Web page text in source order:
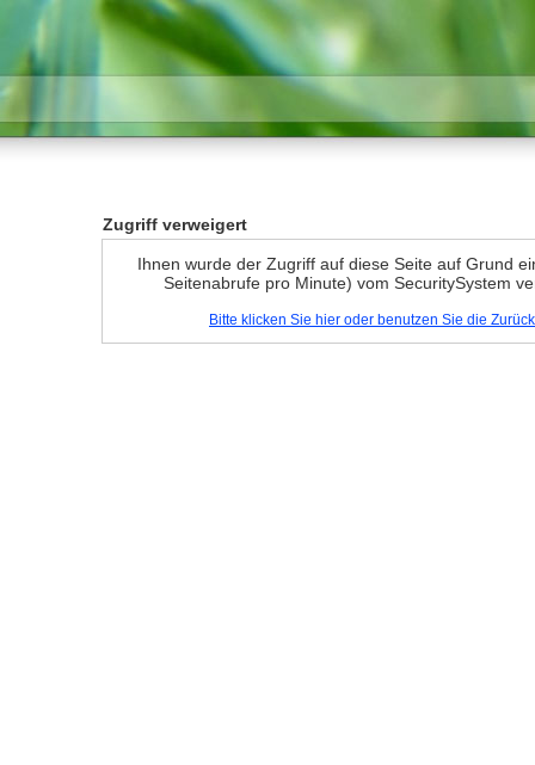
Zugriff verweigert
Ihnen wurde der Zugriff auf diese Seite auf Grund
Seitenabrufe pro Minute) vom SecuritySystem
Bitte klicken Sie hier oder benutzen Sie die